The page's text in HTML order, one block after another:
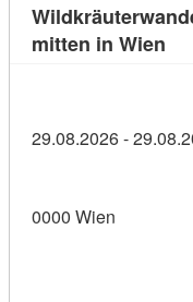
mitten in Wien
29.08.2026 -
0000 Wien